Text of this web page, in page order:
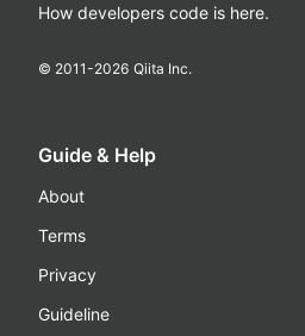
How developers code is here.
© 2011-2026 Qiita Inc.
Guide & Help
About
Terms
Privacy
Guideline